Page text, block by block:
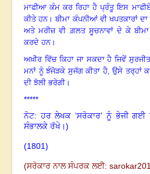
ਮਾਫੀਆ ਕੰਮ ਕਰ ਰਿਹਾ ਹੈ ਪ੍ਰੰਤੂ ਇਸ
ਕੀਤੇ ਹਨ।ਬੀਮਾ ਕੰਪਨੀਆਂ ਵੀ ਖਪਤਕਾਰਾਂ
ਅਤੇ ਮਰੀਜ਼ ਵੀ ਗ਼ਲਤ ਸੂਚਨਾਵਾਂ ਦੇ ਕੇ
ਕਰਦੇ ਹਨ।
ਅਖ਼ੀਰ ਵਿੱਚ ਕਿਹਾ ਜਾ ਸਕਦਾ ਹੈ ਜਿਵੇਂ
ਮਨਾਂ ਨੂੰ ਝੰਜੋੜਕੇ ਸੁਜੱਗ ਕੀਤਾ ਹੈ, ਉਸੇ ਤਰ੍ਹਾਂ
ਦੀ ਝੋਲੀ ਭਰੇਗੀ।
*****
ਨੋਟ: ਹਰ ਲੇਖਕ ‘ਸਰੋਕਾਰ’ ਨੂੰ ਭੇਜੀ ਗਈ
ਸੰਭਾਲਕੇ ਰੱਖੇ।)
(1801)
(ਸਰੋਕਾਰ ਨਾਲ ਸੰਪਰਕ ਲਈ: